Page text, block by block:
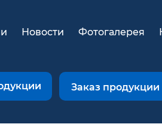
Новости Фотогалерея
Заказ продукции